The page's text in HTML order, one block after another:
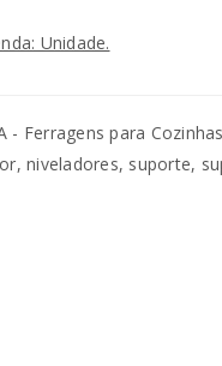
para melhorar a sua
à sua conta e
Unidade.
- Ferragens para Cozinhas
, niveladores, suporte,